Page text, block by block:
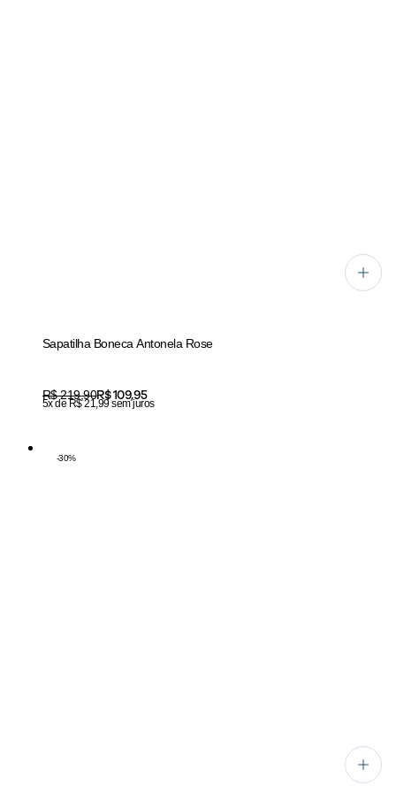
Sapatilha Boneca Antonela Rose
Original price:
R$ 219,90Price:
R$ 109,95
5x de R$ 21,99 sem juros
-30%